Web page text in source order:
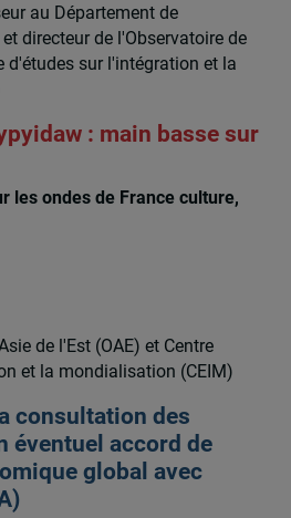
au Département de
directeur de l'Observatoire de
d'études sur l'intégration et la
: main basse sur
les ondes de France culture,
de l'Est (OAE) et Centre
et la mondialisation (CEIM)
consultation des
éventuel accord de
global avec